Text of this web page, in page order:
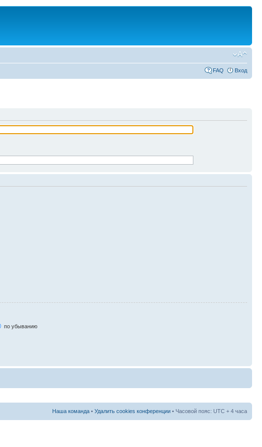
FAQ Вход
по убыванию
Наша команда • Удалить cookies конференции • Часовой пояс: UTC + 4 часа